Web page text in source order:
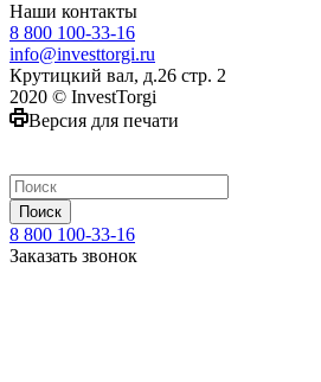
Наши контакты
8 800 100-33-16
info@investtorgi.ru
Крутицкий вал, д.26 стр. 2
2020 © InvestTorgi
Версия для печати
Поиск
8 800 100-33-16
Заказать звонок